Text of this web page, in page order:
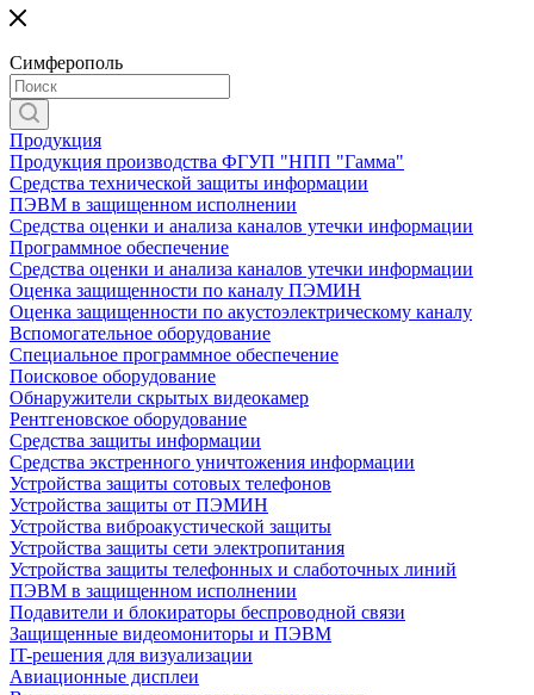
Симферополь
Продукция
Продукция производства ФГУП "НПП "Гамма"
Средства технической защиты информации
ПЭВМ в защищенном исполнении
Средства оценки и анализа каналов утечки информации
Программное обеспечение
Средства оценки и анализа каналов утечки информации
Оценка защищенности по каналу ПЭМИН
Оценка защищенности по акустоэлектрическому каналу
Вспомогательное оборудование
Специальное программное обеспечение
Поисковое оборудование
Обнаружители скрытых видеокамер
Рентгеновское оборудование
Средства защиты информации
Средства экстренного уничтожения информации
Устройства защиты сотовых телефонов
Устройства защиты от ПЭМИН
Устройства виброакустической защиты
Устройства защиты сети электропитания
Устройства защиты телефонных и слаботочных линий
ПЭВМ в защищенном исполнении
Подавители и блокираторы беспроводной связи
Защищенные видеомониторы и ПЭВМ
IT-решения для визуализации
Авиационные дисплеи